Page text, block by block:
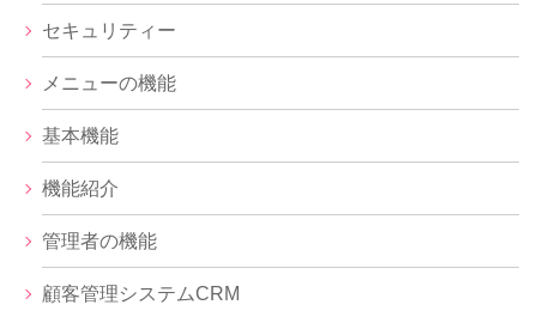
セキュリティー
メニューの機能
基本機能
機能紹介
管理者の機能
顧客管理システムCRM